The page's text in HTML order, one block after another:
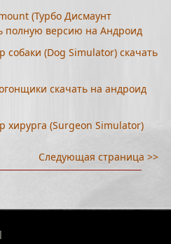
(Турбо Дисмаунт
полную версию на Андроид
собаки (Dog Simulator) скачать
скачать на андроид
хирурга (Surgeon Simulator)
Следующая страница >>